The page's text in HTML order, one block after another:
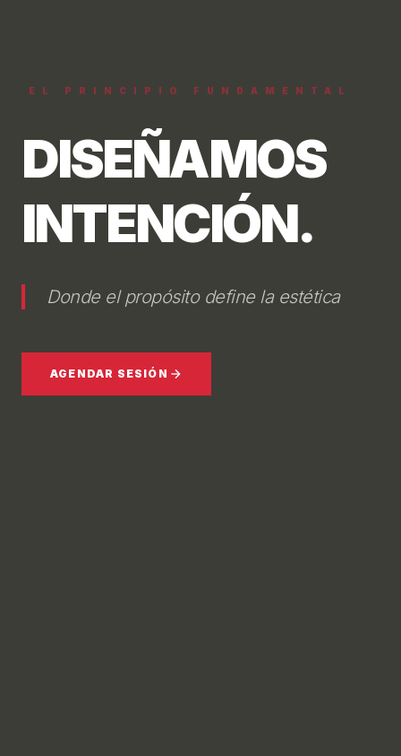
EL PRINCIPIO FUNDAMENTAL
DISEÑAMOS
INTENCIÓN.
Donde el propósito define la estética
AGENDAR SESIÓN